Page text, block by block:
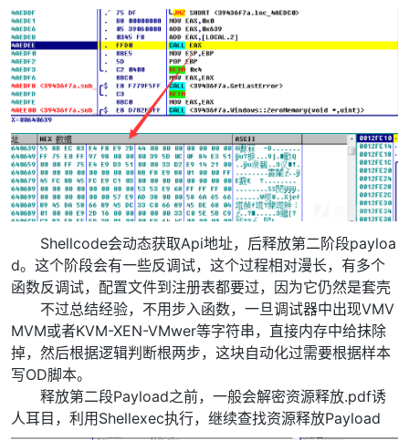
Shellcode会动态获取Api地址，后释放第二阶段payloa
d。这个阶段会有一些反调试，这个过程相对漫长，有多个
函数反调试，配置文件到注册表都要过，因为它仍然是套壳
不过总结经验，不用步入函数，一旦调试器中出现VMV
MVM或者KVM-XEN-VMwer等字符串，直接内存中给抹除
掉，然后根据逻辑判断根两步，这块自动化过需要根据样本
写OD脚本。
释放第二段Payload之前，一般会解密资源释放.pdf诱
人耳目，利用Shellexec执行，继续查找资源释放Payload